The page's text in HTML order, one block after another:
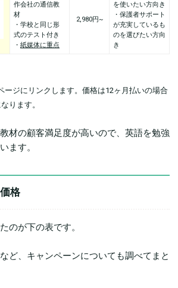
作会社の通信教
材
・学校と同じ形
式のテスト付き
・ 紙媒体に重点
2,980円~
を使いたい方向き
・保護者サポート
が充実しているも
のを選びたい方向
き
ジにリンクします。価格は12ヶ月払いの場合
ります。
材の顧客満足度が高いので、英語を勉強
ます。
格
のが下の表です。
ど、キャンペーンについても調べてまと